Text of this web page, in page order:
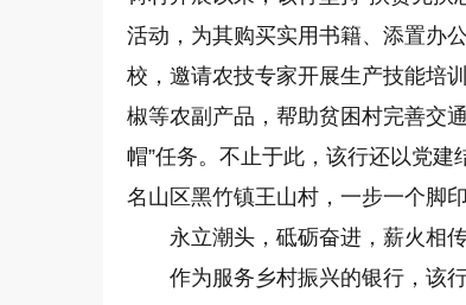
活动，为其购买实用书籍、添置办
校，邀请农技专家开展生产技能培
椒等农副产品，帮助贫困村完善交
帽”任务。不止于此，该行还以党建
名山区黑竹镇王山村，一步一个脚
永立潮头，砥砺奋进，薪火相
作为服务乡村振兴的银行，该